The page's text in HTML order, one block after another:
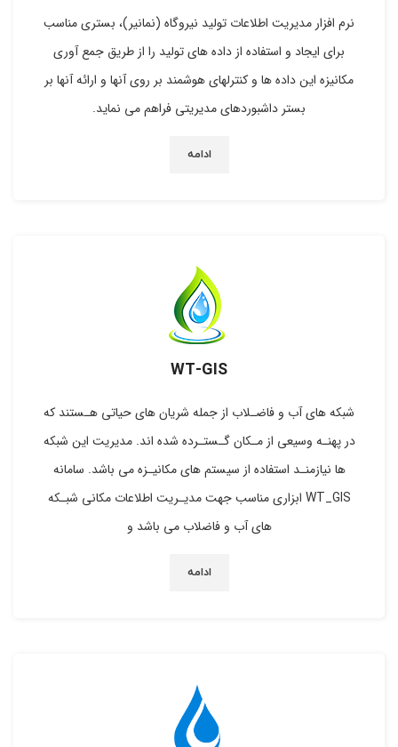
نرم افزار مدیریت اطلاعات تولید نیروگاه (نمانیر)، بستری مناسب
برای ایجاد و استفاده از داده های تولید را از طریق جمع آوری
مکانیزه این داده ها و کنترلهای هوشمند بر روی آنها و ارائه آنها بر
بستر داشبوردهای مدیریتی فراهم می نماید.
ادامه
WT-GIS
شبکه های آب و فاضـلاب از جمله شریان های حیاتی هـستند که
در پهنـه وسیعی از مـکان گـستـرده شده اند. مدیریت این شبکه
ها نیازمنـد استفاده از سیستم های مکانیـزه می باشد. سامانه
WT_GIS ابزاری مناسب جهت مدیـریت اطلاعات مکانی شبـکه
های آب و فاضلاب می باشد و
ادامه